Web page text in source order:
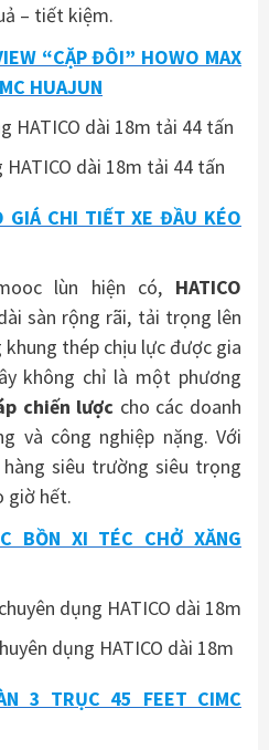
– tiết kiệm.
“CẶP ĐÔI” HOWO MAX
HUAJUN
dài 18m tải 44 tấn
GIÁ CHI TIẾT XE ĐẦU KÉO
lùn hiện có, HATICO
sàn rộng rãi, tải trọng lên
thép chịu lực được gia
không chỉ là một phương
chiến lược cho các doanh
và công nghiệp nặng. Với
hàng siêu trường siêu trọng
giờ hết.
BỒN XI TÉC CHỞ XĂNG
dụng HATICO dài 18m
3 TRỤC 45 FEET CIMC